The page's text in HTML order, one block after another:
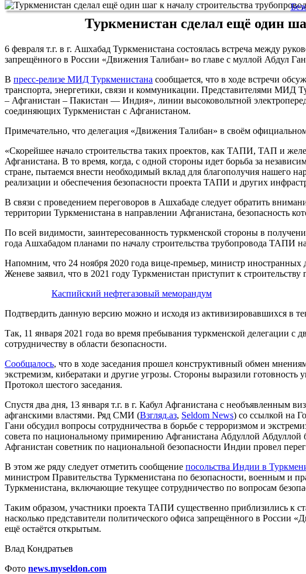
Туркменистан сделал ещё один
6 февраля т.г. в г. Ашхабад Туркменистана состоялась встреча между
запрещённого в России «Движения Талибан» во главе с муллой Абдул
В пресс-релизе МИД Туркменистана сообщается, что в ходе встречи
транспорта, энергетики, связи и коммуникации. Представителями МИД
– Афганистан – Пакистан — Индия», линии высоковольтной
соединяющих Туркменистан с Афганистаном.
Примечательно, что делегация «Движения Талибан» в своём
«Скорейшее начало строительства таких проектов, как ТАПИ, ТАП и
Афганистана. В то время, когда, с одной стороны идет борьба за
стране, пытаемся внести необходимый вклад для благополучия нашего
реализации и обеспечения безопасности проекта ТАПИ и других
В связи с проведением переговоров в Ашхабаде следует обратить
территории Туркменистана в направлении Афганистана, безопасность
По всей видимости, заинтересованность туркменской стороны в
года Ашхабадом планами по началу строительства трубопровода ТАПИ
Напомним, что 24 ноября 2020 года вице-премьер, министр
Женеве заявил, что в 2021 году Туркменистан приступит к
Каспийский нефтегазовый меморандум
Подтвердить данную версию можно и исходя из активизировавшихся в
Так, 11 января 2021 года во время пребывания туркменской делегации с
сотрудничеству в области безопасности.
Сообщалось, что в ходе заседания прошел конструктивный обмен
экстремизм, кибератаки и другие угрозы. Стороны выразили
Протокол шестого заседания.
Спустя два дня, 13 января т.г. в г. Кабул Афганистана с необъявленным
афганскими властями. Ряд СМИ (Взгляд.аз, Seldom News) со ссылкой на
Гани обсудил вопросы сотрудничества в борьбе с терроризмом и
совета по национальному примирению Афганистана Абдуллой
Афганистан советник по национальной безопасности Индии провел
В этом же ряду следует отметить сообщение посольства Индии в
министром Правительства Туркменистана по безопасности, военным и
Туркменистана, включающие текущее сотрудничество по вопросам
Таким образом, участники проекта ТАПИ существенно приблизились к
насколько представители политического офиса запрещённого в России
ещё остаётся открытым.
Влад Кондратьев
Фото news.myseldon.com